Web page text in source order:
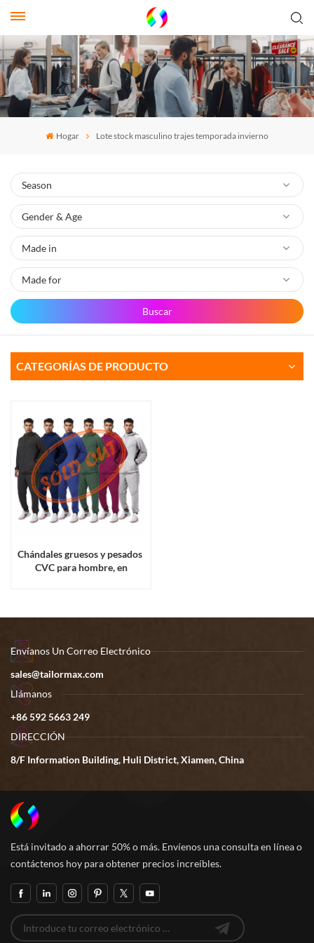
Hogar Lote stock masculino trajes temporada invierno
Buscar
CATEGORÍAS DE PRODUCTO
Chándales gruesos y pesados ​​
CVC para hombre, en
Envíanos Un Correo Electrónico
sales@tailormax.com
Llámanos
+86 592 5663 249
DIRECCIÓN
8/F Information Building, Huli District, Xiamen, China
Está invitado a ahorrar 50% o más. Envíenos una consulta en línea o
contáctenos hoy para obtener precios increíbles.